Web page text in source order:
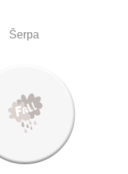
Šerpa